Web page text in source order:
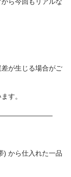
が生じる場合がご
す。
) から仕入れた一品